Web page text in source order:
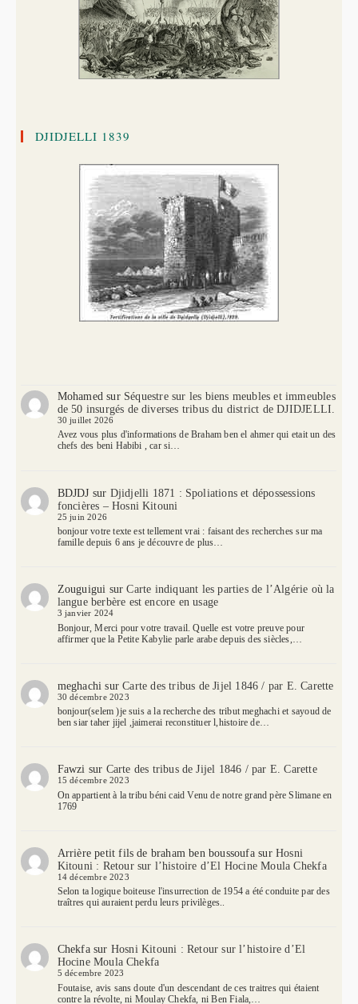
DJIDJELLI 1839
Mohamedsur Séquestre sur les biens meubles et immeubles
de 50 insurgés de diverses tribus du district de DJIDJELLI.
30 juillet 2026
Avez vous plus d'informations de Braham ben el ahmer qui etait un des
chefs des beni Habibi , car si…
BDJDJ sur Djidjelli 1871 : Spoliations et dépossessions
foncières – Hosni Kitouni
25 juin 2026
bonjour votre texte est tellement vrai : faisant des recherches sur ma
famille depuis 6 ans je découvre de plus…
Zouguigui surCarte indiquant les parties de l’Algérie où la
langue berbère est encore en usage
3 janvier 2024
Bonjour, Merci pour votre travail. Quelle est votre preuve pour
affirmer que la Petite Kabylie parle arabe depuis des siècles,…
meghachi surCarte des tribus de Jijel 1846 / par E. Carette
30 décembre 2023
bonjour(selem )je suis a la recherche des tribut meghachi et sayoud de
ben siar taher jijel ,jaimerai reconstituer l,histoire de…
Fawzi sur Carte des tribus de Jijel 1846 / par E. Carette
15 décembre 2023
On appartient à la tribu béni caid Venu de notre grand père Slimane en
1769
Arrière petit fils de braham ben boussoufasur Hosni
Kitouni : Retour sur l’histoire d’El Hocine Moula Chekfa
14 décembre 2023
Selon ta logique boiteuse l'insurrection de 1954 a été conduite par des
traîtres qui auraient perdu leurs privilèges..
Chekfasur Hosni Kitouni : Retour sur l’histoire d’El
Hocine Moula Chekfa
5 décembre 2023
Foutaise, avis sans doute d'un descendant de ces traitres qui étaient
contre la révolte, ni Moulay Chekfa, ni Ben Fiala,…